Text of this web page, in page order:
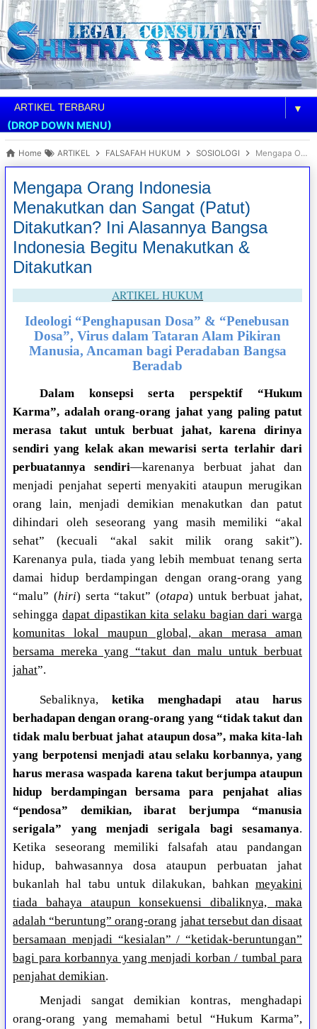
▼
(DROP DOWN MENU)
Home ARTIKEL FALSAFAH HUKUM SOSIOLOGI Mengapa Orang Indonesia Menakutkan dan Sangat (Patut) Ditakutkan? Ini Alasannya Bangsa Indonesia Begitu Menakutkan & Ditakutkan
Mengapa Orang Indonesia
Menakutkan dan Sangat (Patut)
Ditakutkan? Ini Alasannya Bangsa
Indonesia Begitu Menakutkan &
Ditakutkan
ARTIKEL HUKUM
Ideologi “Penghapusan Dosa” & “Penebusan
Dosa”, Virus dalam Tataran Alam Pikiran
Manusia, Ancaman bagi Peradaban Bangsa
Beradab
Dalam konsepsi serta perspektif “Hukum
Karma”, adalah orang-orang jahat yang paling patut
merasa takut untuk berbuat jahat, karena dirinya
sendiri yang kelak akan mewarisi serta terlahir dari
perbuatannya sendiri—karenanya berbuat jahat dan
menjadi penjahat seperti menyakiti ataupun merugikan
orang lain, menjadi demikian menakutkan dan patut
dihindari oleh seseorang yang masih memiliki “akal
sehat” (kecuali “akal sakit milik orang sakit”).
Karenanya pula, tiada yang lebih membuat tenang serta
damai hidup berdampingan dengan orang-orang yang
“malu” (hiri) serta “takut” (otapa) untuk berbuat jahat,
sehingga dapat dipastikan kita selaku bagian dari warga
komunitas lokal maupun global, akan merasa aman
bersama mereka yang “takut dan malu untuk berbuat
jahat”.
Sebaliknya,ketika menghadapi atau harus
berhadapan dengan orang-orang yang “tidak takut dan
tidak malu berbuat jahat ataupun dosa”, maka kita-lah
yang berpotensi menjadi atau selaku korbannya, yang
harus merasa waspada karena takut berjumpa ataupun
hidup berdampingan bersama para penjahat alias
“pendosa” demikian, ibarat berjumpa “manusia
serigala” yang menjadi serigala bagi sesamanya.
Ketika seseorang memiliki falsafah atau pandangan
hidup, bahwasannya dosa ataupun perbuatan jahat
bukanlah hal tabu untuk dilakukan, bahkan meyakini
tiada bahaya ataupun konsekuensi dibaliknya, maka
adalah “beruntung” orang-orang jahat tersebut dan disaat
bersamaan menjadi “kesialan” / “ketidak-beruntungan”
bagi para korbannya yang menjadi korban / tumbal para
penjahat demikian.
Menjadi sangat demikian kontras, menghadapi
orang-orang yang memahami betul “Hukum Karma”,